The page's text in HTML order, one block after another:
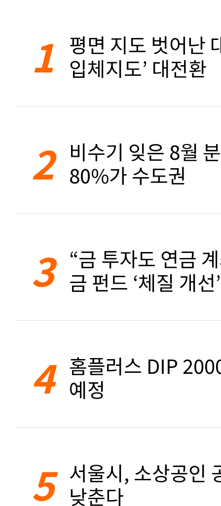
1 평면 지도 벗어난
입체지도’ 대전환
2 비수기 잊은 8월
80%가 수도권
3 “금 투자도 연금
금 펀드 ‘체질 개선’
4 홈플러스 DIP
예정
5 서울시, 소상공인
낮춘다